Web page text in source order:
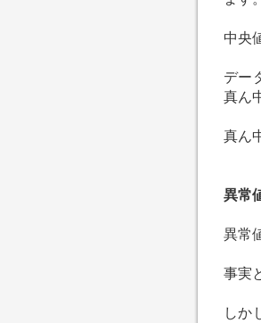
中央
デー
真ん
真ん
異常
異常
事実
しか